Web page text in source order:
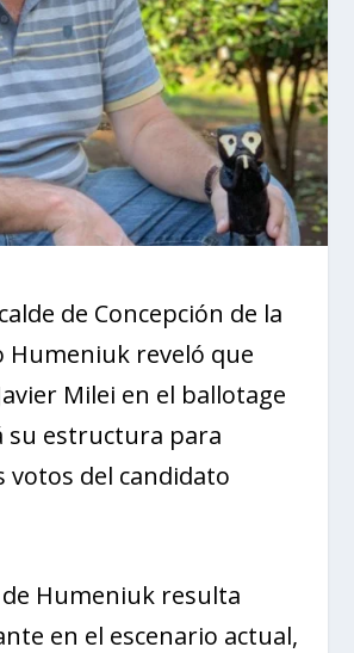
de Concepción de la
Humeniuk reveló que
Milei en el ballotage
su estructura para
votos del candidato
Humeniuk resulta
en el escenario actual,